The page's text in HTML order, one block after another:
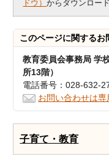
ドウ）からダウンロー
このページに関するお
教育委員会事務局 学
所13階）
電話番号：028-632-
お問い合わせは専
子育て・教育